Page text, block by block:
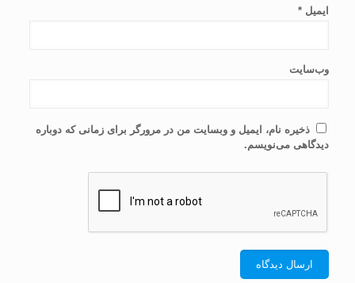
ایمیل *
وب‌سایت
ذخیره نام، ایمیل و وبسایت من در مرورگر برای زمانی که دوباره
دیدگاهی می‌نویسم.